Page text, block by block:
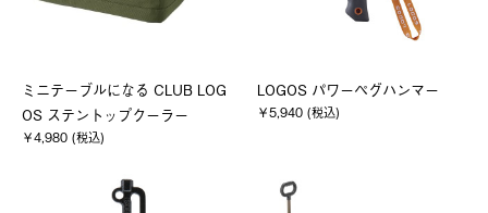
ミニテーブルになる CLUB LOG
OS ステントップクーラー
￥4,980 (税込)
LOGOS パワーペグハンマー
￥5,940 (税込)